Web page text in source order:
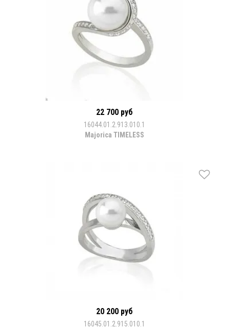
22 700 руб
16044.01.2.913.010.1
Majorica TIMELESS
20 200 руб
16045.01.2.915.010.1